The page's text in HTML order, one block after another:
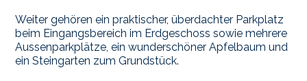
Weiter gehören ein praktischer, überdachter Parkplatz
beim Eingangsbereich im Erdgeschoss sowie mehrere
Aussenparkplätze, ein wunderschöner Apfelbaum und
ein Steingarten zum Grundstück.